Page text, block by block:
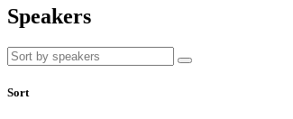
Speakers
Sort